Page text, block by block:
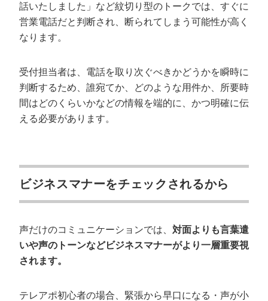
話いたしました」など紋切り型のトークでは、すぐに
営業電話だと判断され、断られてしまう可能性が高く
なります。
受付担当者は、電話を取り次ぐべきかどうかを瞬時に
判断するため、誰宛てか、どのような用件か、所要時
間はどのくらいかなどの情報を端的に、かつ明確に伝
える必要があります。
ビジネスマナーをチェックされるから
声だけのコミュニケーションでは、 対面よりも言葉遣
いや声のトーンなどビジネスマナーがより一層重要視
されます。
テレアポ初心者の場合、緊張から早口になる・声が小